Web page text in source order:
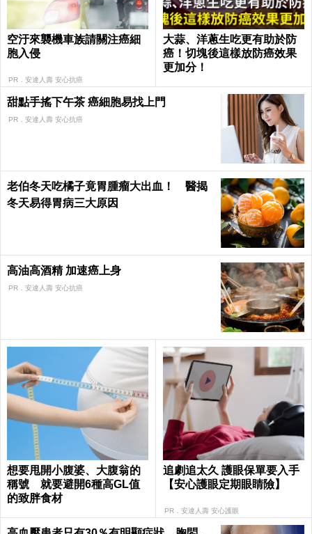
空汙來襲機車族請關注癌細
胞入侵
PR．安達人壽 安心抗癌
大蒜、洋蔥生吃更有助於防
癌！切塊後這樣放防癌效果
更加分！
甜點手搖下午茶 癌細胞易找上門
PR．安達人壽 安心抗癌
老伯冬天吃橘子竟胃腫瘤大出血！ 醫揭
冬天易得胃病三大原因
高油高酒精 加速癌上身
PR．安達人壽 安心抗癌
想要甩開小腹婆、大腹翁的
稱號 就要避開6種高GL值
的致胖食材
追劇追太久 護眼保單要入手
【安心護眼定期眼睛險】
PR．安達人壽 安心護眼